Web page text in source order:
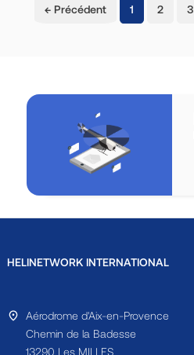
← Précédent 1 (current)
2 3
HELINETWORK INTERNATIONAL
Aérodrome d'Aix-en-Provence
Chemin de la Badesse
13290 Les MILLES